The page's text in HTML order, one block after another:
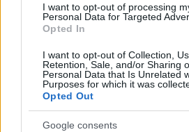
I want to opt-out of processing
Personal Data for Targeted
Opted In
I want to opt-out of Collection,
Retention, Sale, and/or Sharing
Personal Data that Is Unrelated
Purposes for which it was
Opted Out
Google consents
2023. május 9. 6:56
Ezen a napon történt: a
megjósolta, hogyan forgatja